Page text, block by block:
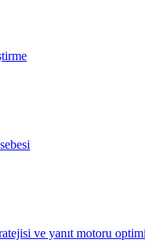
ve yanıt motoru